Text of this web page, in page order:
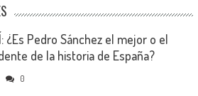
¿Es Pedro Sánchez el mejor o el
de la historia de España?
0